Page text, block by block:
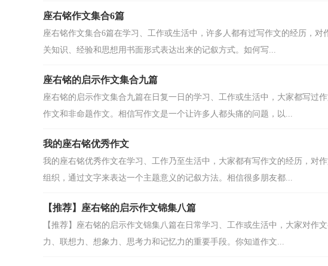
座右铭作文集合6篇
座右铭作文集合6篇在学习、工作或生活中，许多人都有过写作文的经历，
关知识、经验和思想用书面形式表达出来的记叙方式。如何写...
座右铭的启示作文集合九篇
座右铭的启示作文集合九篇在日复一日的学习、工作或生活中，大家都写过
作文和非命题作文。相信写作文是一个让许多人都头痛的问题，以...
我的座右铭优秀作文
我的座右铭优秀作文在学习、工作乃至生活中，大家都有写作文的经历，对
组织，通过文字来表达一个主题意义的记叙方法。相信很多朋友都...
【推荐】座右铭的启示作文锦集八篇
【推荐】座右铭的启示作文锦集八篇在日常学习、工作或生活中，大家对作
力、联想力、想象力、思考力和记忆力的重要手段。你知道作文...